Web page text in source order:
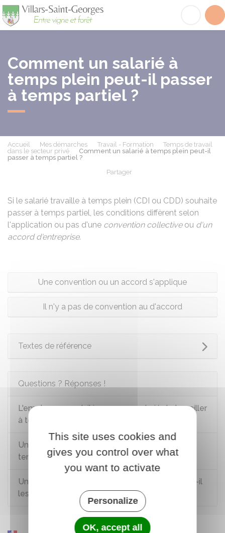
Comment un salarié à
temps plein peut-il passer
à temps partiel ?
Accueil Mes démarches Travail - Formation
Temps de travail
dans le secteur privé
Comment un salarié à temps plein peut-il
passer à temps partiel ?
Partager
Si le salarié travaille à temps plein (CDI ou CDD) souhaite
passer à temps partiel, les conditions diffèrent selon
l'application ou pas d'une convention collectiveou d'un
accord d'entreprise.
Une convention ou un accord s'applique
Il n'y a pas de convention au d'accord
Textes de référence
Questions ? Réponses !
L'employeur peut-il imposer au salarié de travailler
à temps partiel ?
Un employeur peut-il modifier les horaires de
temps de travail d'un salarié à temps partiel ?
Un ressortissant européen salarié en France a-t-il
les mêmes droits qu'un salarié français ?
This site uses cookies and
gives you control over what
you want to activate
Personalize
OK, accept all